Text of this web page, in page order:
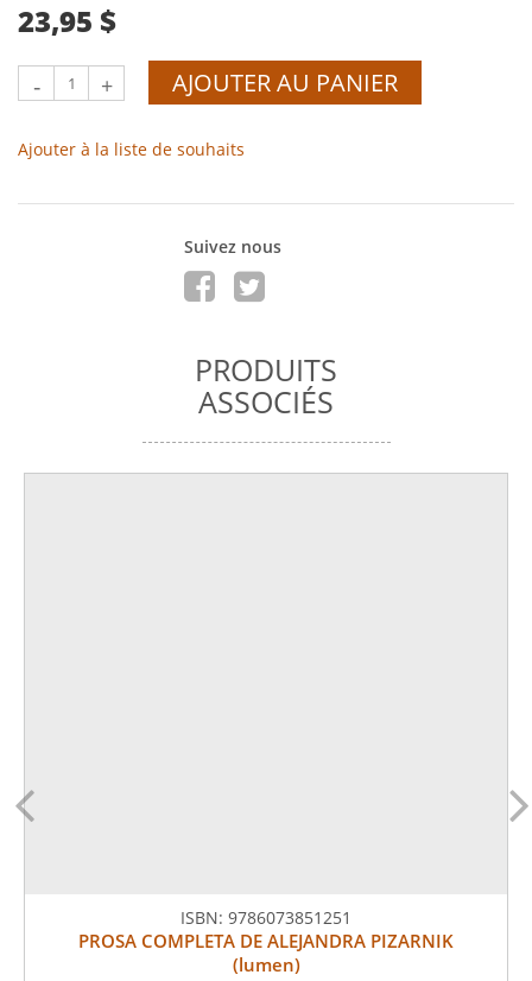
23,95 $
- + AJOUTER AU PANIER
Ajouter à la liste de souhaits
Suivez nous
PRODUITS
ASSOCIÉS
ISBN: 9786073851251
PROSA COMPLETA DE ALEJANDRA PIZARNIK
(lumen)